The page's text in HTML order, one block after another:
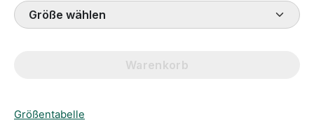
Größe wählen
Warenkorb
Größentabelle